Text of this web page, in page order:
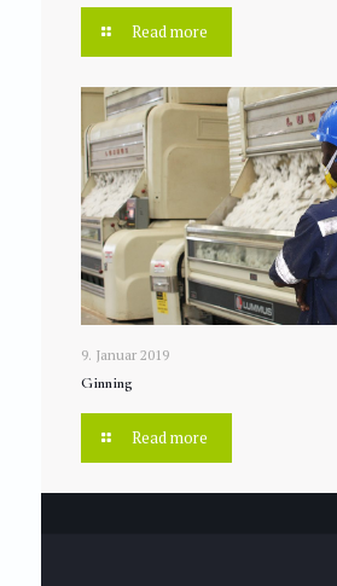
Read more
9. Januar 2019
Ginning
Read more